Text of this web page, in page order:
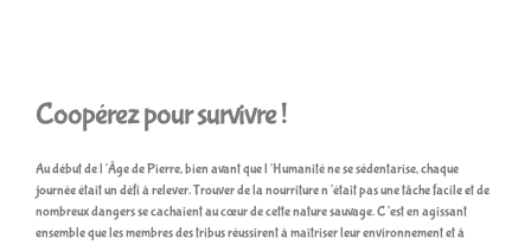
Coopérez pour survivre !
Au début de l’Âge de Pierre, bien avant que l’Humanité ne se sédentarise, chaque
journée était un défi à relever. Trouver de la nourriture n’était pas une tâche facile et de
nombreux dangers se cachaient au cœur de cette nature sauvage. C’est en agissant
ensemble que les membres des tribus réussirent à maîtriser leur environnement et à